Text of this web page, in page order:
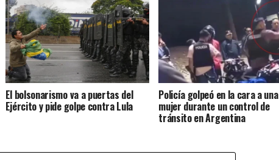
El bolsonarismo va a puertas del
Ejército y pide golpe contra Lula
Policía golpeó en la cara a una
mujer durante un control de
tránsito en Argentina